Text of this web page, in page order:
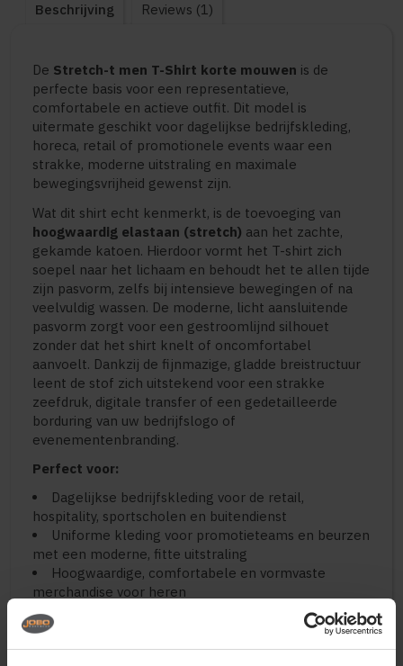
Beschrijving Reviews (1)
De Stretch-t men T-Shirt korte mouwen is de
perfecte basis voor een representatieve,
comfortabele en actieve outfit. Dit model is
uitermate geschikt voor dagelijkse bedrijfskleding,
horeca, retail of promotionele events waar een
strakke, moderne uitstraling en maximale
bewegingsvrijheid gewenst zijn.
Wat dit shirt echt kenmerkt, is de toevoeging van
hoogwaardig elastaan (stretch) aan het zachte,
gekamde katoen. Hierdoor vormt het T-shirt zich
soepel naar het lichaam en behoudt het te allen tijde
zijn pasvorm, zelfs bij intensieve bewegingen of na
veelvuldig wassen. De moderne, licht aansluitende
pasvorm zorgt voor een gestroomlijnd silhouet
zonder dat het shirt knelt of oncomfortabel
aanvoelt. Dankzij de fijnmazige, gladde breistructuur
leent de stof zich uitstekend voor een strakke
zeefdruk, digitale transfer of een gedetailleerde
borduring van uw bedrijfslogo of
evenementenbranding.
Perfect voor:
Dagelijkse bedrijfskleding voor de retail,
hospitality, sportscholen en buitendienst
Uniforme kleding voor promotieteams en beurzen
met een moderne, fitte uitstraling
Hoogwaardige, comfortabele en vormvaste
merchandise voor heren
Belangrijkste kenmerken:
Materiaal:Hoogwaardige materiaalmix van